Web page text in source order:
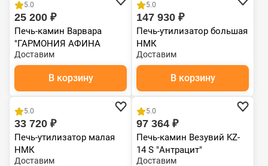
5.0
25 200 ₽
Печь-камин Варвара
"ГАРМОНИЯ АФИНА
ГРАНДА"
Доставим
В корзину
5.0
147 930 ₽
Печь-утилизатор большая
НМК
Доставим
В корзину
5.0
33 720 ₽
Печь-утилизатор малая
НМК
Доставим
Чугун
5.0
97 364 ₽
Печь-камин Везувий KZ-
14 S "Антрацит"
Доставим